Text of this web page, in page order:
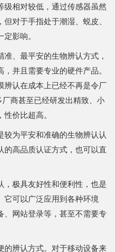
级相对较低，通过传感器虽然
对于手指处于潮湿、蜕皮、
影响。
、最平安的生物辨认方式，
并且需要专业的硬件产品。
辨认在成本上已经不再是令厂
商甚至已经研发出精致、小
价比超高。
较为平安和准确的生物辨认认
的高品质认证方式，也可以直
，极具友好性和便利性，也是
它可以广泛应用到各种环境
、网站登录等，甚至不需要专
的辨认方式。对于移动设备来